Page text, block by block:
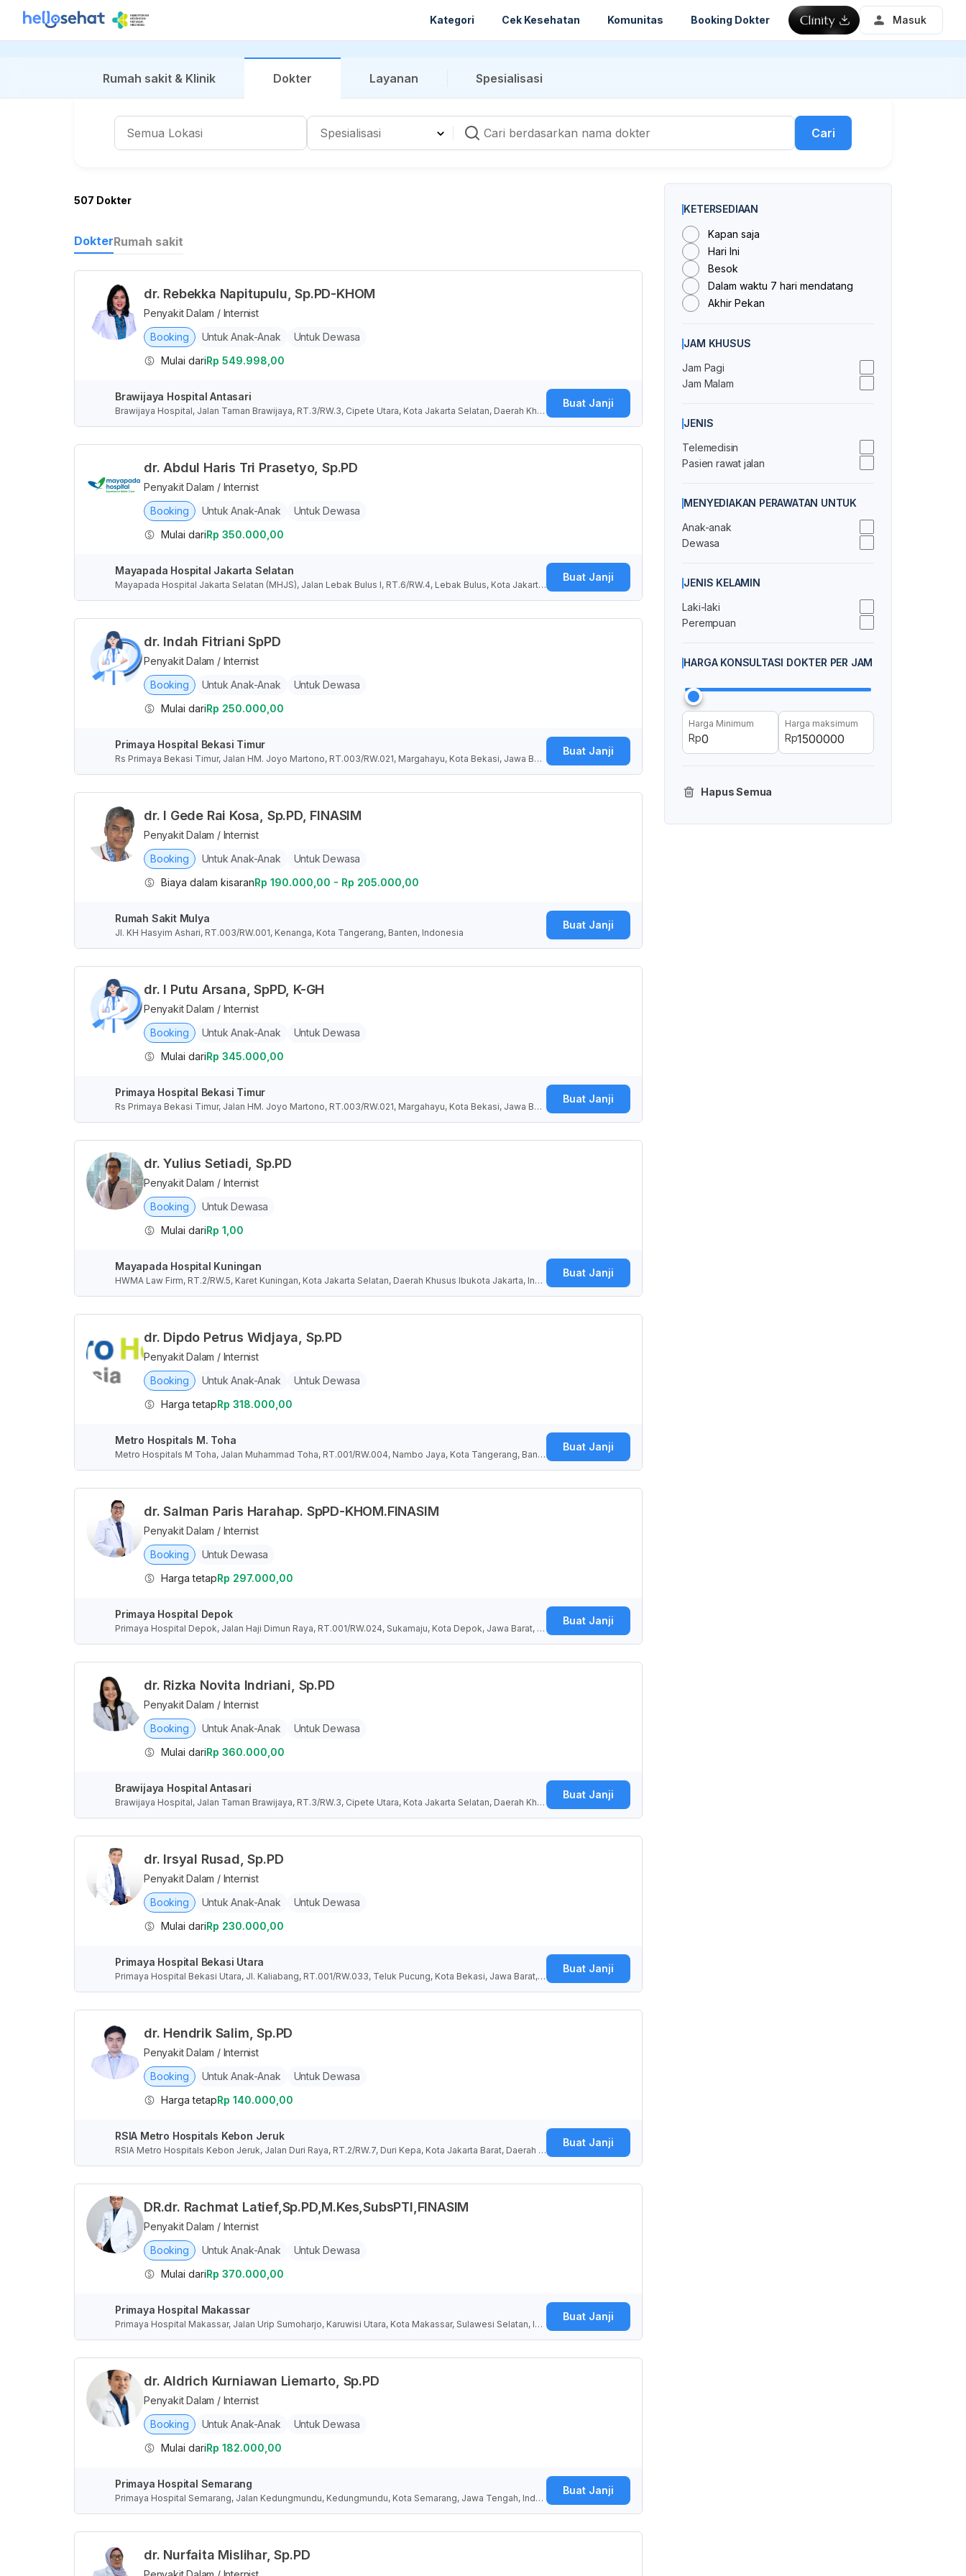
Kategori Cek Kesehatan Komunitas Booking Dokter Masuk
Rumah sakit & Klinik Dokter Layanan Spesialisasi
Cari
507 Dokter
DokterRumah sakit
dr. Rebekka Napitupulu, Sp.PD-KHOM
Penyakit Dalam / Internist
Booking
Untuk Anak-Anak
Untuk Dewasa
Mulai dariRp 549.998,00
Brawijaya Hospital Antasari
Brawijaya Hospital, Jalan Taman Brawijaya, RT.3/RW.3, Cipete Utara, Kota Jakarta Selatan, Daerah Khu
sus Ibukota Jakarta, Indonesia
Buat Janji
dr. Abdul Haris Tri Prasetyo, Sp.PD
Penyakit Dalam / Internist
Booking
Untuk Anak-Anak
Untuk Dewasa
Mulai dariRp 350.000,00
Mayapada Hospital Jakarta Selatan
Mayapada Hospital Jakarta Selatan (MHJS), Jalan Lebak Bulus I, RT.6/RW.4, Lebak Bulus, Kota Jakarta
Selatan, Daerah Khusus Ibukota Jakarta, Indonesia
Buat Janji
dr. Indah Fitriani SpPD
Penyakit Dalam / Internist
Booking
Untuk Anak-Anak
Untuk Dewasa
Mulai dariRp 250.000,00
Primaya Hospital Bekasi Timur
Rs Primaya Bekasi Timur, Jalan HM. Joyo Martono, RT.003/RW.021, Margahayu, Kota Bekasi, Jawa Bar
at, Indonesia
Buat Janji
dr. I Gede Rai Kosa, Sp.PD, FINASIM
Penyakit Dalam / Internist
Booking
Untuk Anak-Anak
Untuk Dewasa
Biaya dalam kisaranRp 190.000,00 - Rp 205.000,00
Rumah Sakit Mulya
Jl. KH Hasyim Ashari, RT.003/RW.001, Kenanga, Kota Tangerang, Banten, Indonesia
Buat Janji
dr. I Putu Arsana, SpPD, K-GH
Penyakit Dalam / Internist
Booking
Untuk Anak-Anak
Untuk Dewasa
Mulai dariRp 345.000,00
Primaya Hospital Bekasi Timur
Rs Primaya Bekasi Timur, Jalan HM. Joyo Martono, RT.003/RW.021, Margahayu, Kota Bekasi, Jawa Bar
at, Indonesia
Buat Janji
dr. Yulius Setiadi, Sp.PD
Penyakit Dalam / Internist
Booking
Untuk Dewasa
Mulai dariRp 1,00
Mayapada Hospital Kuningan
HWMA Law Firm, RT.2/RW.5, Karet Kuningan, Kota Jakarta Selatan, Daerah Khusus Ibukota Jakarta, Indo
nesia
Buat Janji
dr. Dipdo Petrus Widjaya, Sp.PD
Penyakit Dalam / Internist
Booking
Untuk Anak-Anak
Untuk Dewasa
Harga tetapRp 318.000,00
Metro Hospitals M. Toha
Metro Hospitals M Toha, Jalan Muhammad Toha, RT.001/RW.004, Nambo Jaya, Kota Tangerang, Bante
n, Indonesia
Buat Janji
dr. Salman Paris Harahap. SpPD-KHOM.FINASIM
Penyakit Dalam / Internist
Booking
Untuk Dewasa
Harga tetapRp 297.000,00
Primaya Hospital Depok
Primaya Hospital Depok, Jalan Haji Dimun Raya, RT.001/RW.024, Sukamaju, Kota Depok, Jawa Barat, In
donesia
Buat Janji
dr. Rizka Novita Indriani, Sp.PD
Penyakit Dalam / Internist
Booking
Untuk Anak-Anak
Untuk Dewasa
Mulai dariRp 360.000,00
Brawijaya Hospital Antasari
Brawijaya Hospital, Jalan Taman Brawijaya, RT.3/RW.3, Cipete Utara, Kota Jakarta Selatan, Daerah Khu
sus Ibukota Jakarta, Indonesia
Buat Janji
dr. Irsyal Rusad, Sp.PD
Penyakit Dalam / Internist
Booking
Untuk Anak-Anak
Untuk Dewasa
Mulai dariRp 230.000,00
Primaya Hospital Bekasi Utara
Primaya Hospital Bekasi Utara, Jl. Kaliabang, RT.001/RW.033, Teluk Pucung, Kota Bekasi, Jawa Barat, I
ndonesia
Buat Janji
dr. Hendrik Salim, Sp.PD
Penyakit Dalam / Internist
Booking
Untuk Anak-Anak
Untuk Dewasa
Harga tetapRp 140.000,00
RSIA Metro Hospitals Kebon Jeruk
RSIA Metro Hospitals Kebon Jeruk, Jalan Duri Raya, RT.2/RW.7, Duri Kepa, Kota Jakarta Barat, Daerah K
husus Ibukota Jakarta, Indonesia
Buat Janji
DR.dr. Rachmat Latief,Sp.PD,M.Kes,SubsPTI,FINASIM
Penyakit Dalam / Internist
Booking
Untuk Anak-Anak
Untuk Dewasa
Mulai dariRp 370.000,00
Primaya Hospital Makassar
Primaya Hospital Makassar, Jalan Urip Sumoharjo, Karuwisi Utara, Kota Makassar, Sulawesi Selatan, Ind
onesia
Buat Janji
dr. Aldrich Kurniawan Liemarto, Sp.PD
Penyakit Dalam / Internist
Booking
Untuk Anak-Anak
Untuk Dewasa
Mulai dariRp 182.000,00
Primaya Hospital Semarang
Primaya Hospital Semarang, Jalan Kedungmundu, Kedungmundu, Kota Semarang, Jawa Tengah, Indon
esia
Buat Janji
dr. Nurfaita Mislihar, Sp.PD
KETERSEDIAAN
Kapan saja
Hari Ini
Besok
Dalam waktu 7 hari mendatang
Akhir Pekan
JAM KHUSUS
Jam Pagi
Jam Malam
JENIS
Telemedisin
Pasien rawat jalan
MENYEDIAKAN PERAWATAN UNTUK
Anak-anak
Dewasa
JENIS KELAMIN
Laki-laki
Perempuan
HARGA KONSULTASI DOKTER PER JAM
Harga Minimum
Rp
Harga maksimum
Rp
Hapus Semua